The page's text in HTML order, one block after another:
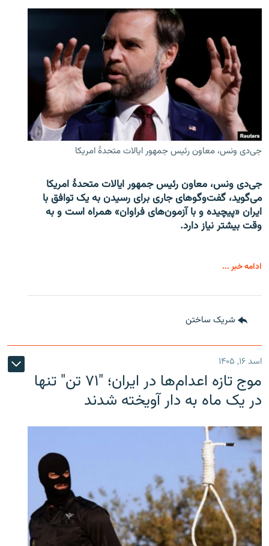
جی‌دی ونس، معاون رئیس جمهور ایالات متحدۀ امریکا
جی‌دی ونس، معاون رئیس جمهور ایالات متحدۀ امریکا
می‌گوید، گفت‌وگوهای جاری برای رسیدن به یک توافق با
ایران «پیچیده و با آزمون‌های فراوان» همراه است و به
وقت بیشتر نیاز دارد.
ادامه خبر ...
شریک ساختن
اسد ۱۶, ۱۴۰۵
موج تازه اعدام‌ها در ایران؛ "۷۱ تن" تنها
در یک ماه به دار آویخته شدند